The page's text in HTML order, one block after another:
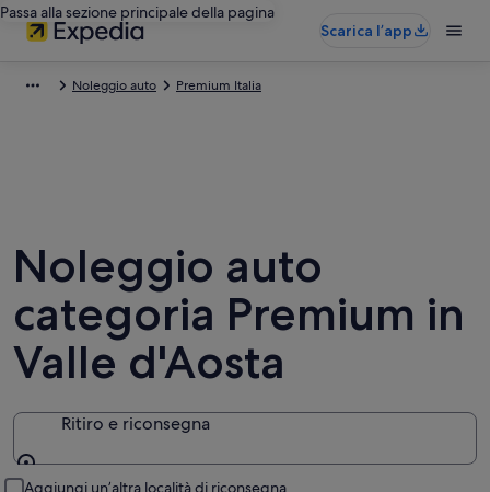
Passa alla sezione principale della pagina
Scarica l’app
Noleggio auto Premium Italia
Noleggio auto
categoria Premium in
Valle d'Aosta
Ritiro e riconsegna
Aggiungi un’altra località di riconsegna